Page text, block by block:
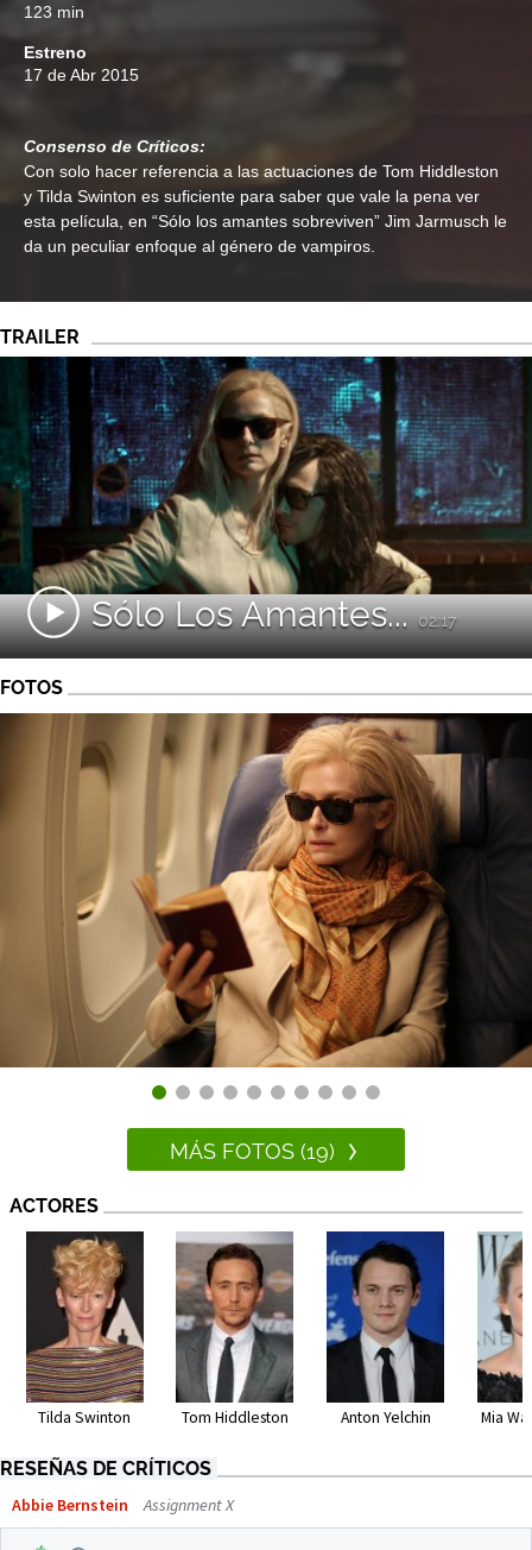
123 min
Estreno
17 de Abr 2015
Consenso de Críticos:
Con solo hacer referencia a las actuaciones de Tom Hiddleston
y Tilda Swinton es suficiente para saber que vale la pena ver
esta película, en “Sólo los amantes sobreviven” Jim Jarmusch le
da un peculiar enfoque al género de vampiros.
TRAILER
Sólo Los Amantes...02:17
FOTOS
MÁS FOTOS (19)
ACTORES
Tilda Swinton Tom Hiddleston Anton Yelchin Mia
RESEÑAS DE CRÍTICOS
Abbie Bernstein Assignment X